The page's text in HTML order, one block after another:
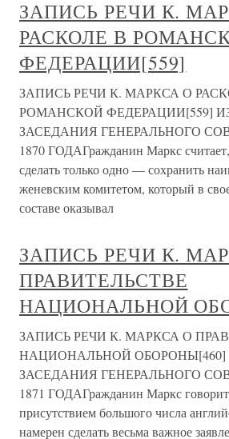
ЗАПИСЬ РЕЧИ К.
РАСКОЛЕ В
ФЕДЕРАЦИИ[559]
ЗАПИСЬ РЕЧИ К. МАРКСА О
РОМАНСКОЙ ФЕДЕРАЦИИ[559]
ЗАСЕДАНИЯ ГЕНЕРАЛЬНОГО
1870 ГОДАГражданин Маркс
сделать только одно — сохранить
женевским комитетом, который в
составе оказывал
ЗАПИСЬ РЕЧИ К.
ПРАВИТЕЛЬСТВЕ
НАЦИОНАЛЬНОЙ
ЗАПИСЬ РЕЧИ К. МАРКСА О
НАЦИОНАЛЬНОЙ ОБОРОНЫ[460]
ЗАСЕДАНИЯ ГЕНЕРАЛЬНОГО
1871 ГОДАГражданин Маркс
присутствием большого числа
намерен сделать весьма важное